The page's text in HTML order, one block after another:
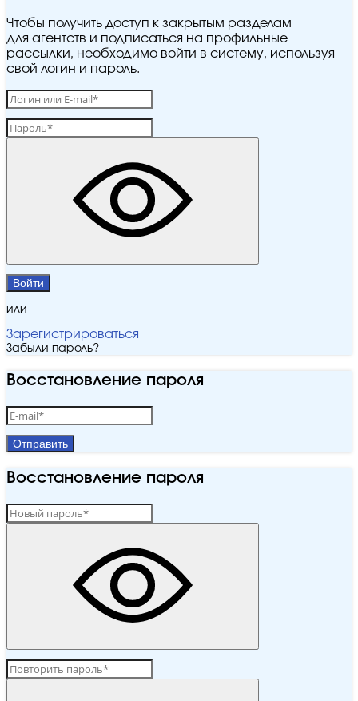
Чтобы получить доступ к закрытым разделам
для агентств и подписаться на профильные
рассылки, необходимо войти в систему, используя
свой логин и пароль.
Войти
или
Зарегистрироваться
Забыли пароль?
Восстановление пароля
Отправить
Восстановление пароля